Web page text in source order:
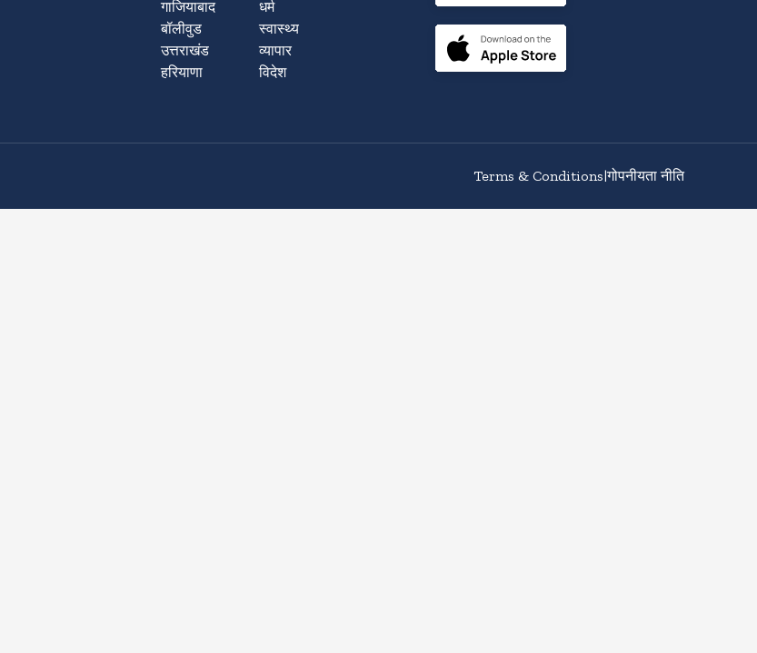
गाजियाबाद
बॉलीवुड
उत्तराखंड
हरियाणा
धर्म
स्वास्थ्य
व्यापार
विदेश
Terms & Conditions|गोपनीयता नीति